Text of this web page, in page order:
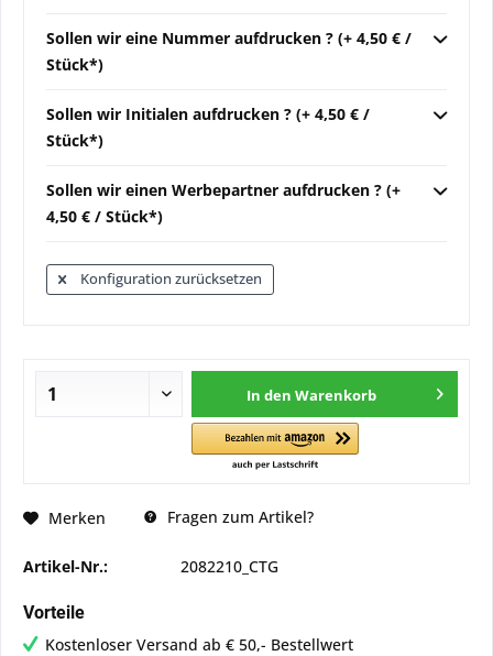
Sollen wir eine Nummer aufdrucken ? (+ 4,50 € /
Stück*)
Sollen wir Initialen aufdrucken ? (+ 4,50 € /
Stück*)
Sollen wir einen Werbepartner aufdrucken ? (+
4,50 € / Stück*)
Konfiguration zurücksetzen
In den Warenkorb
Merken Fragen zum Artikel?
Artikel-Nr.: 2082210_CTG
Vorteile
Kostenloser Versand ab € 50,- Bestellwert